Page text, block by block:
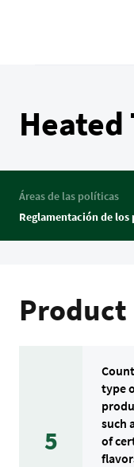
Heated
Áreas de las políticas
Reglamentación de
5
type
such
of